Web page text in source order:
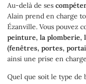
Réalisations
Actualités
Contact
Au-delà de ses
Alain prend en charge
Ézanville. Vous pouvez
peinture, la plomberie,
(fenêtres, portes,
ainsi une prise en
Quel que soit le type de